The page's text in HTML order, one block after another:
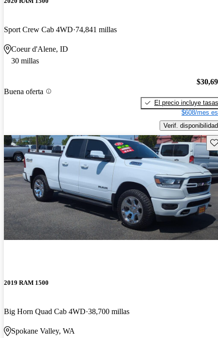
Sport Crew Cab 4WD 74,841 millas
Coeur d'Alene, ID
30 millas
Buena oferta
El precio incluye tasas
$608/mes
Verif. disponibilidad
2019 RAM 1500
Big Horn Quad Cab 4WD 38,700 millas
Spokane Valley, WA